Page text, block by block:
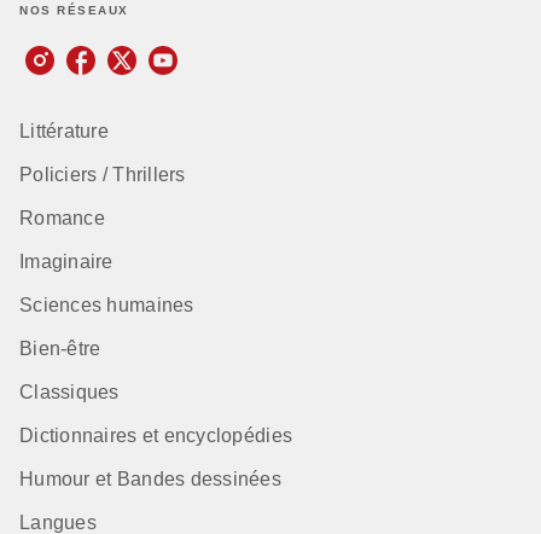
NOS RÉSEAUX
Littérature
Policiers / Thrillers
Romance
Imaginaire
Sciences humaines
Bien-être
Classiques
Dictionnaires et encyclopédies
Humour et Bandes dessinées
Langues